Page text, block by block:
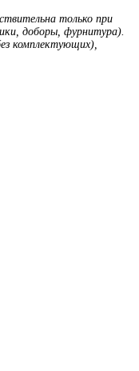
только при
доборы, фурнитура).
комплектующих),